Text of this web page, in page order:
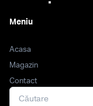
Meniu
Acasa
Magazin
Contact